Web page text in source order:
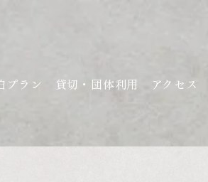
プラン 貸切・団体利用 アクセス